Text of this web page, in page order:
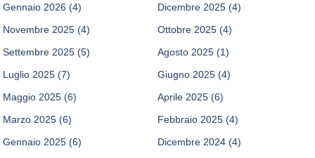
Gennaio 2026 (4) Dicembre 2025 (4)
Novembre 2025 (4) Ottobre 2025 (4)
Settembre 2025 (5) Agosto 2025 (1)
Luglio 2025 (7) Giugno 2025 (4)
Maggio 2025 (6) Aprile 2025 (6)
Marzo 2025 (6) Febbraio 2025 (4)
Gennaio 2025 (6) Dicembre 2024 (4)